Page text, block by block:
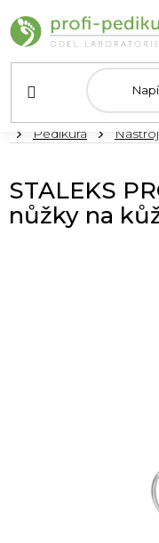
na
obsah
DomovPedikúra
STALEKS
nůžky na